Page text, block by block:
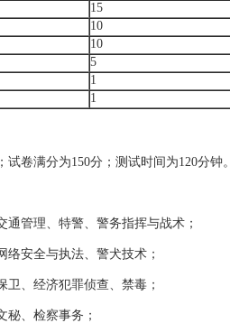
15
10
10
5
1
1
满分为150分；测试时间为120分钟。
管理、特警、警务指挥与战术；
安全与执法、警犬技术；
、经济犯罪侦查、禁毒；
、检察事务；